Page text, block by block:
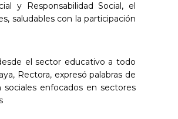
y Responsabilidad Social, el
saludables con la participación
el sector educativo a todo
Rectora, expresó palabras de
enfocados en sectores